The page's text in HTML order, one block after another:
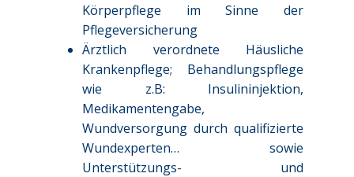
Körperpflege im Sinne der
Pflegeversicherung
Ärztlich verordnete Häusliche
Krankenpflege; Behandlungspflege
wie z.B: Insulininjektion,
Medikamentengabe,
Wundversorgung durch qualifizierte
Wundexperten… sowie
Unterstützungs- und